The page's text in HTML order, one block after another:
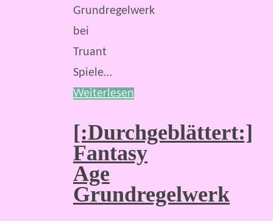
Grundregelwerk
bei
Truant
Spiele…
Weiterlesen
[:Durchgeblättert:]
Fantasy
Age
Grundregelwerk